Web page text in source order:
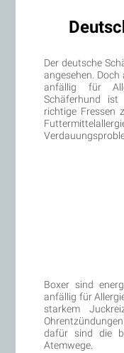
Der deutsche
angesehen.
anfällig für
Schäferhund
richtige Fressen
Boxer sind
anfällig für
starkem
dafür sind die
Atemwege.